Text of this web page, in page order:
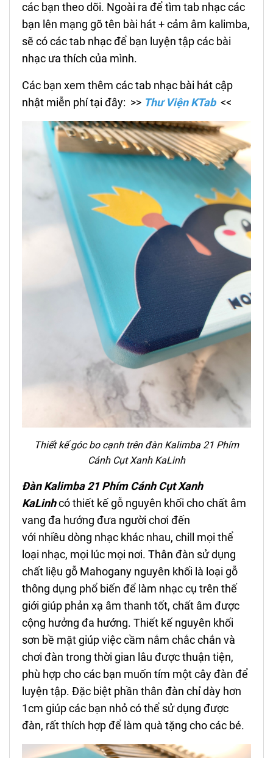
các bạn theo dõi. Ngoài ra để tìm tab nhạc các
bạn lên mạng gõ tên bài hát + cảm âm kalimba,
sẽ có các tab nhạc để bạn luyện tập các bài
nhạc ưa thích của mình.
Các bạn xem thêm các tab nhạc bài hát cập
nhật miễn phí tại đây: >> Thư Viện KTab <<
Thiết kế góc bo cạnh trên đàn Kalimba 21 Phím
Cánh CụtXanh KaLinh
Đàn Kalimba 21 Phím Cánh CụtXanh
KaLinhcó thiết kế gỗ nguyên khối cho chất âm
vang đa hướng đưa người chơi đến
với nhiều dòng nhạc khác nhau, chill mọi thể
loại nhạc, mọi lúc mọi nơi. Thân đàn sử dụng
chất liệu gỗ Mahogany nguyên khối là loại gỗ
thông dụng phổ biến để làm nhạc cụ trên thế
giới giúp phản xạ âm thanh tốt, chất âm được
cộng hưởng đa hướng. Thiết kế nguyên khối
sơn bề mặt giúp việc cầm nắm chắc chắn và
chơi đàn trong thời gian lâu được thuận tiện,
phù hợp cho các bạn muốn tím một cây đàn để
luyện tập. Đặc biệt phần thân đàn chỉ dày hơn
1cm giúp các bạn nhỏ có thể sử dụng được
đàn, rất thích hợp để làm quà tặng cho các bé.